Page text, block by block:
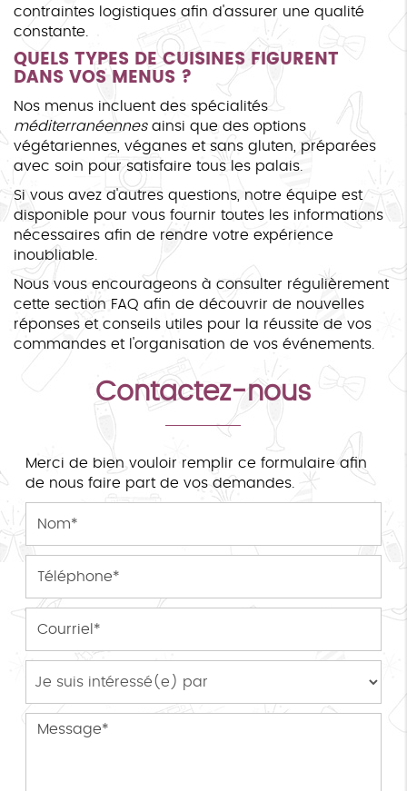
contraintes logistiques afin d'assurer une qualité
constante.
QUELS TYPES DE CUISINES FIGURENT
DANS VOS MENUS ?
Nos menus incluent des spécialités
méditerranéennesainsi que des options
végétariennes, véganes et sans gluten, préparées
avec soin pour satisfaire tous les palais.
Si vous avez d'autres questions, notre équipe est
disponible pour vous fournir toutes les informations
nécessaires afin de rendre votre expérience
inoubliable.
Nous vous encourageons à consulter régulièrement
cette section FAQ afin de découvrir de nouvelles
réponses et conseils utiles pour la réussite de vos
commandes et l'organisation de vos événements.
Contactez-nous
Merci de bien vouloir remplir ce formulaire afin
de nous faire part de vos demandes.